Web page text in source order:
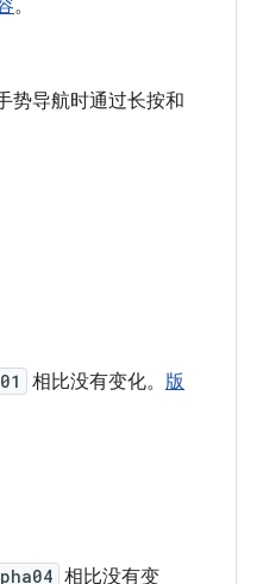
。
势导航时通过长按和
相比没有变化。 版
相比没有变